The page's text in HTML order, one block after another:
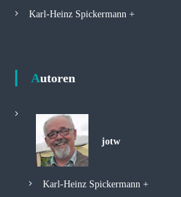
Karl-Heinz Spickermann +
Autoren
jotw
Karl-Heinz Spickermann +